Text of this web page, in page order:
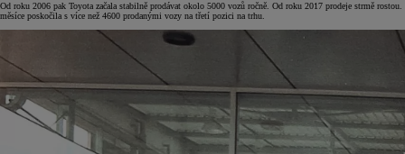
Od roku 2006 pak Toyota začala stabilně prodávat okolo 5000 vozů ročně. Od roku 2017 prodeje strmě
měsíce poskočila s více než 4600 prodanými vozy na třetí pozici na trhu.